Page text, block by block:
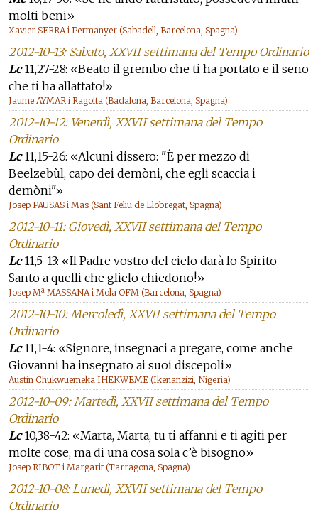
molti beni»
Xavier SERRA i Permanyer (Sabadell, Barcelona, Spagna)
2012-10-13: Sabato, XXVII settimana del Tempo Ordinario
Lc11,27-28: «Beato il grembo che ti ha portato e il seno
che ti ha allattato!»
Jaume AYMAR i Ragolta (Badalona, Barcelona, Spagna)
2012-10-12: Venerdì, XXVII settimana del Tempo
Ordinario
Lc11,15-26: «Alcuni dissero: "È per mezzo di
Beelzebùl, capo dei demòni, che egli scaccia i
demòni"»
Josep PAUSAS i Mas (Sant Feliu de Llobregat, Spagna)
2012-10-11: Giovedì, XXVII settimana del Tempo
Ordinario
Lc11,5-13: «Il Padre vostro del cielo darà lo Spirito
Santo a quelli che glielo chiedono!»
Josep Mª MASSANA i Mola OFM (Barcelona, Spagna)
2012-10-10: Mercoledì, XXVII settimana del Tempo
Ordinario
Lc11,1-4: «Signore, insegnaci a pregare, come anche
Giovanni ha insegnato ai suoi discepoli»
Austin Chukwuemeka IHEKWEME (Ikenanzizi, Nigeria)
2012-10-09: Martedì, XXVII settimana del Tempo
Ordinario
Lc10,38-42: «Marta, Marta, tu ti affanni e ti agiti per
molte cose, ma di una cosa sola c’è bisogno»
Josep RIBOT i Margarit (Tarragona, Spagna)
2012-10-08: Lunedì, XXVII settimana del Tempo
Ordinario